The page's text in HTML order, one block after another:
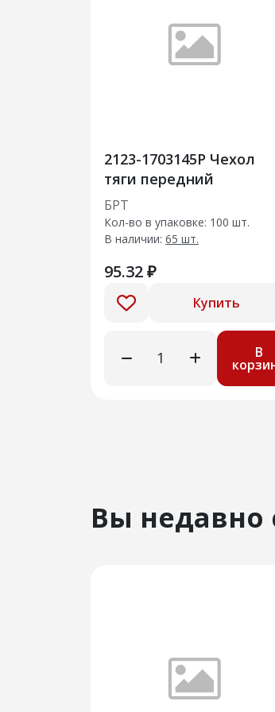
2123-1703145Р Чехол
тяги передний
БРТ
Кол-во в упаковке: 100 шт.
В наличии: 65 шт.
95.32 ₽
Купить
В
Вы недавно